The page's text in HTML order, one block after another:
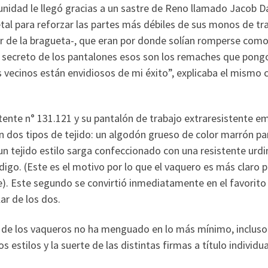
le llegó gracias a un sastre de Reno llamado Jacob
para reforzar las partes más débiles de sus monos de
la bragueta-, que eran por donde solían romperse como
de los pantalones esos son los remaches que
están envidiosos de mi éxito”, explicaba el mismo
n° 131.121 y su pantalón de trabajo extraresistente
dos tipos de tejido: un algodón grueso de color marrón
tejido estilo sarga confeccionado con una resistente
(Este es el motivo por lo que el vaquero es más claro
Este segundo se convirtió inmediatamente en el favorito
de los dos.
los vaqueros no ha menguado en lo más mínimo,
estilos y la suerte de las distintas firmas a título